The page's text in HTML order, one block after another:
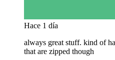
Hace 1 día
always great stuff. kind of
that are zipped though